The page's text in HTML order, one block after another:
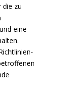
die zu
eine